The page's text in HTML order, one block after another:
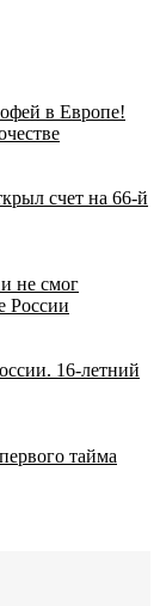
в Европе!
счет на 66‑й
не смог
России
16-летний
тайма